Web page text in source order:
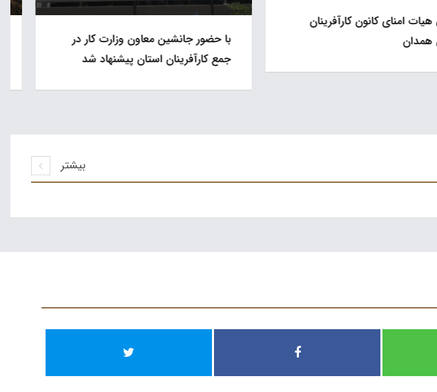
با حضور جانشین معاون وزارت کار در
در نشست هیأت امنای کانون کارآفرینان
استان همدان تأکید شد
بیشتر